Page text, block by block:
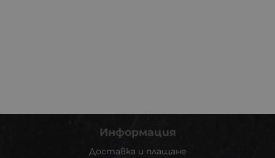
Информация
Доставка и плащане